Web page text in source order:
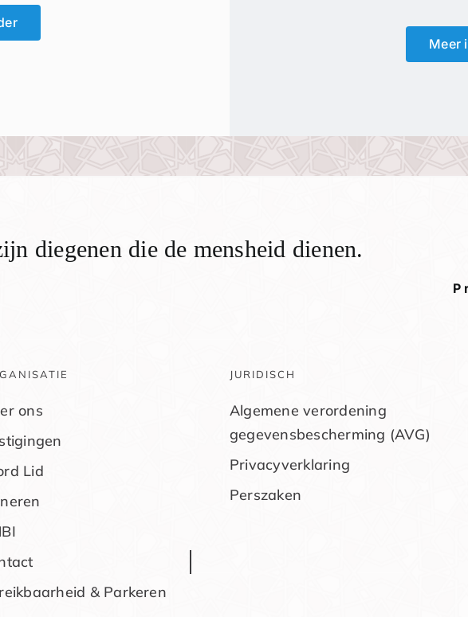
Meer
diegenen die de mensheid dienen.
ons
Lid
& Parkeren
JURIDISCH
Algemene verordening
gegevensbescherming (AVG)
Privacyverklaring
Perszaken